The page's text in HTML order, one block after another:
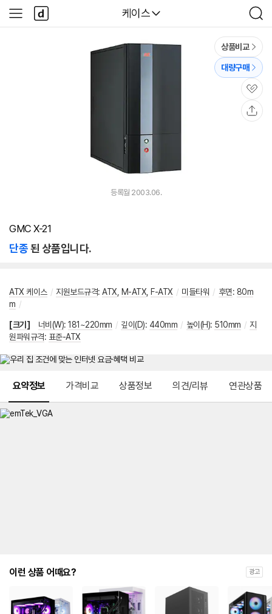
다나와
케이스
검
색
사
이
다
나
와
상품비교
대량구매
관
심
등록월 2003.06.
GMC X-21
단종된 상품입니다.
ATX 케이스 / 지원보드규격: ATX M-ATX F-ATX / 미들타워 / 후면: 80m
m /
[크기] 너비(W): 181~220mm / 깊이(D): 440mm / 높이(H): 510mm / 지
원파워규격: 표준-ATX
요약정보 가격비교 상품정보 의견/리뷰 연관상품
이런 상품 어때요? 광고